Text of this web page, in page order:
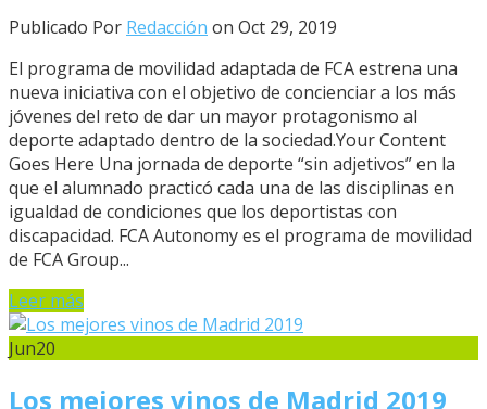
Publicado Por Redacción on Oct 29, 2019
El programa de movilidad adaptada de FCA estrena una
nueva iniciativa con el objetivo de concienciar a los más
jóvenes del reto de dar un mayor protagonismo al
deporte adaptado dentro de la sociedad.Your Content
Goes Here Una jornada de deporte “sin adjetivos” en la
que el alumnado practicó cada una de las disciplinas en
igualdad de condiciones que los deportistas con
discapacidad. FCA Autonomy es el programa de movilidad
de FCA Group...
Leer más
Jun20
Los mejores vinos de Madrid 2019